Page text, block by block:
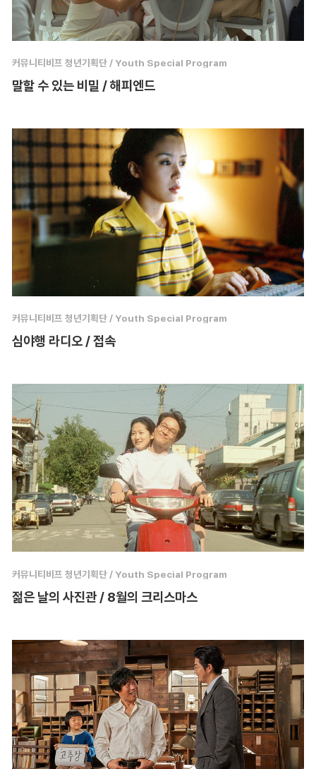
커뮤니티비프 청년기획단 / Youth Special Program
말할 수 있는 비밀 / 해피엔드
커뮤니티비프 청년기획단 / Youth Special Program
심야행 라디오 / 접속
커뮤니티비프 청년기획단 / Youth Special Program
젊은 날의 사진관 / 8월의 크리스마스